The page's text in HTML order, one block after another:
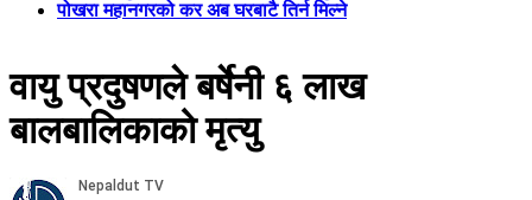
पोखरा महानगरको कर अब घरबाटै तिर्न मिल्ने
वायु प्रदुषणले बर्षेनी ६ लाख
बालबालिकाको मृत्यु